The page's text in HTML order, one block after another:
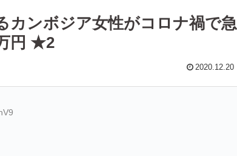
カンボジア女性がコロナ禍で急
円 ★2
2020.12.20